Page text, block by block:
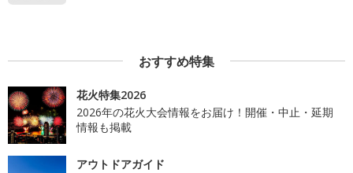
おすすめ特集
花火特集2026
2026年の花火大会情報をお届け！開催・中止・延期
情報も掲載
アウトドアガイド